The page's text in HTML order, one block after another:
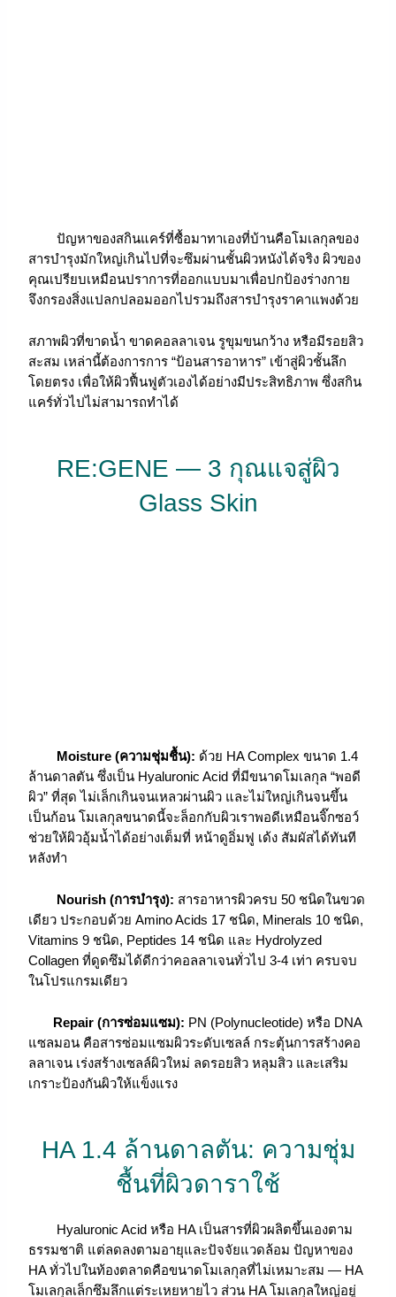
ปัญหาของสกินแคร์ที่ซื้อมาทาเองที่บ้านคือโมเลกุลของ
สารบำรุงมักใหญ่เกินไปที่จะซึมผ่านชั้นผิวหนังได้จริง ผิวของ
คุณเปรียบเหมือนปราการที่ออกแบบมาเพื่อปกป้องร่างกาย
จึงกรองสิ่งแปลกปลอมออกไปรวมถึงสารบำรุงราคาแพงด้วย
สภาพผิวที่ขาดน้ำ ขาดคอลลาเจน รูขุมขนกว้าง หรือมีรอยสิว
สะสม เหล่านี้ต้องการการ “ป้อนสารอาหาร” เข้าสู่ผิวชั้นลึก
โดยตรง เพื่อให้ผิวฟื้นฟูตัวเองได้อย่างมีประสิทธิภาพ ซึ่งสกิน
แคร์ทั่วไปไม่สามารถทำได้
RE:GENE — 3 กุณแจสู่ผิว
Glass Skin
Moisture (ความชุ่มชื้น): ด้วย HA Complex ขนาด 1.4
ล้านดาลตัน ซึ่งเป็น Hyaluronic Acid ที่มีขนาดโมเลกุล “พอดี
ผิว” ที่สุด ไม่เล็กเกินจนเหลวผ่านผิว และไม่ใหญ่เกินจนขึ้น
เป็นก้อน โมเลกุลขนาดนี้จะล็อกกับผิวเราพอดีเหมือนจิ๊กซอว์
ช่วยให้ผิวอุ้มน้ำได้อย่างเต็มที่ หน้าดูอิ่มฟู เด้ง สัมผัสได้ทันที
หลังทำ
Nourish (การบำรุง): สารอาหารผิวครบ 50 ชนิดในขวด
เดียว ประกอบด้วย Amino Acids 17 ชนิด, Minerals 10 ชนิด,
Vitamins 9 ชนิด, Peptides 14 ชนิด และ Hydrolyzed
Collagen ที่ดูดซึมได้ดีกว่าคอลลาเจนทั่วไป 3-4 เท่า ครบจบ
ในโปรแกรมเดียว
Repair (การซ่อมแซม): PN (Polynucleotide) หรือ DNA
แซลมอน คือสารซ่อมแซมผิวระดับเซลล์ กระตุ้นการสร้างคอ
ลลาเจน เร่งสร้างเซลล์ผิวใหม่ ลดรอยสิว หลุมสิว และเสริม
เกราะป้องกันผิวให้แข็งแรง
HA 1.4 ล้านดาลตัน: ความชุ่ม
ชื้นที่ผิวดาราใช้
Hyaluronic Acid หรือ HA เป็นสารที่ผิวผลิตขึ้นเองตาม
ธรรมชาติ แต่ลดลงตามอายุและปัจจัยแวดล้อม ปัญหาของ
HA ทั่วไปในท้องตลาดคือขนาดโมเลกุลที่ไม่เหมาะสม — HA
โมเลกุลเล็กซึมลึกแต่ระเหยหายไว ส่วน HA โมเลกุลใหญ่อยู่